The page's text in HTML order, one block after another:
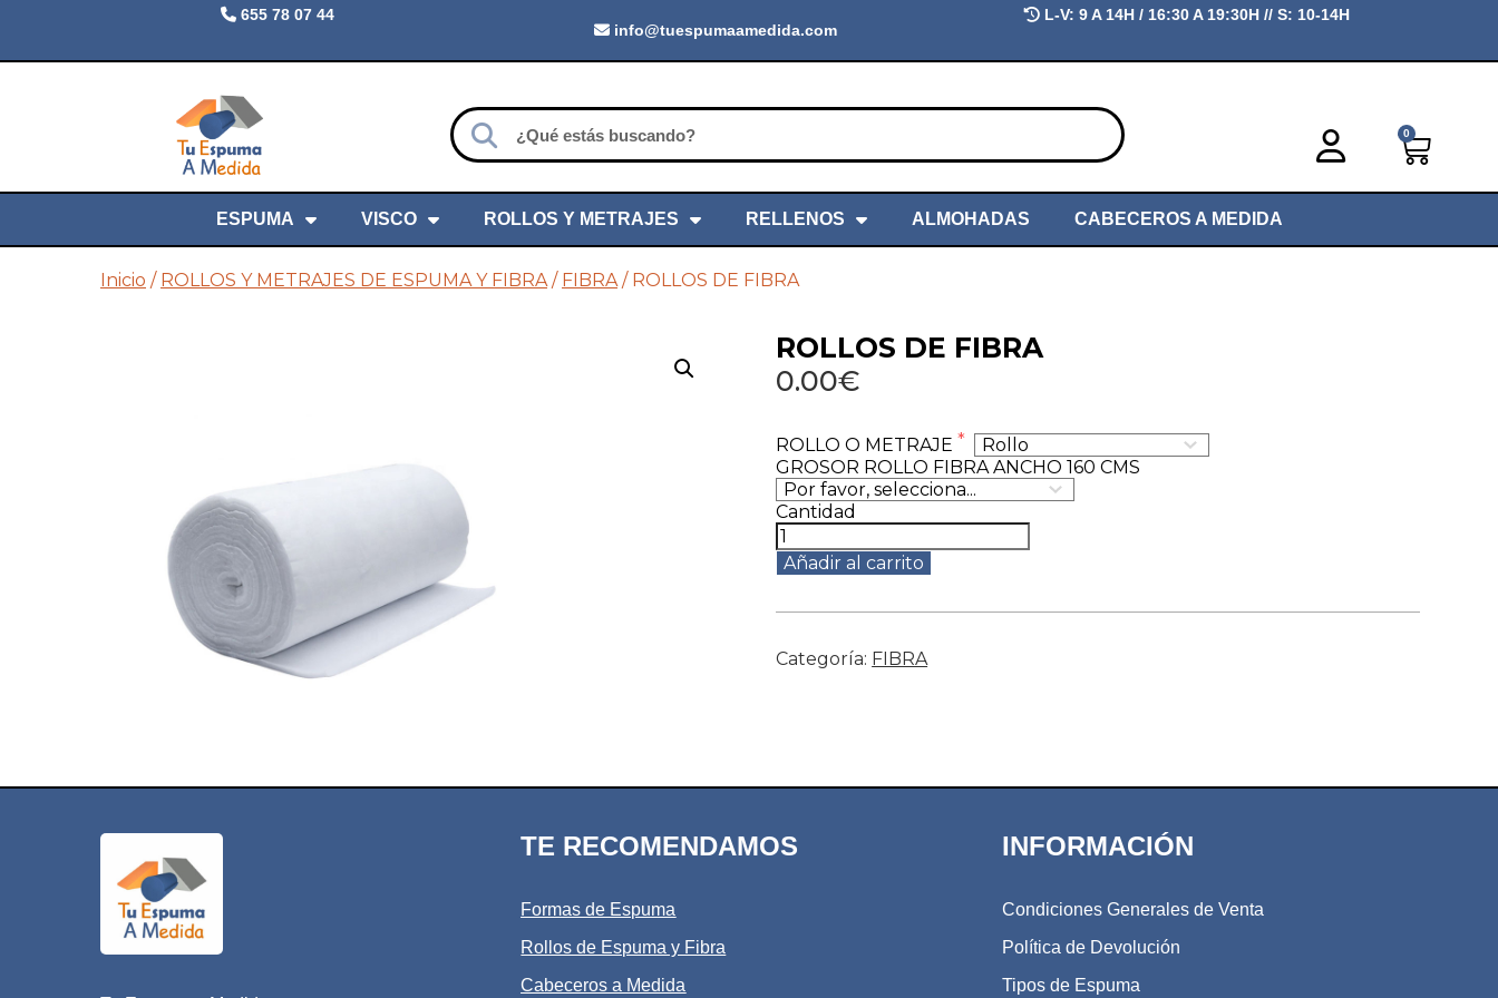
655 78 07 44
info@tuespumaamedida.com
L-V: 9 A 14H / 16:30 A 19:30H // S: 10-14H
0
ESPUMA VISCO ROLLOS Y METRAJES RELLENOS ALMOHADAS CABECEROS A MEDIDA
Inicio / ROLLOS Y METRAJES DE ESPUMA Y FIBRA/ FIBRA/ ROLLOS DE FIBRA
ROLLOS DE FIBRA
0.00€
ROLLO O METRAJE
GROSOR ROLLO FIBRA ANCHO 160 CMS
Cantidad
Añadir al carrito
Categoría: FIBRA
TE RECOMENDAMOS
Formas de Espuma
Rollos de Espuma y Fibra
Cabeceros a Medida
INFORMACIÓN
Condiciones Generales de Venta
Política de Devolución
Tipos de Espuma